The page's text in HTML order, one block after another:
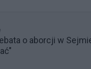
o aborcji w